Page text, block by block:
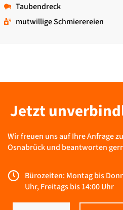
Taubendreck
mutwillige Schmierereien
Jetzt
Wir freuen uns auf Ihre Anfrage
Osnabrück und beantworten
Bürozeiten: Montag bis
Uhr, Freitags bis 14:00 Uhr